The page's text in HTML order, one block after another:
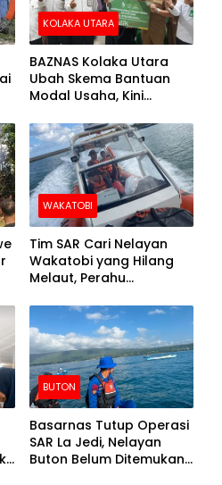
KOLAKA UTARA
BAZNAS Kolaka Utara
Ubah Skema Bantuan
Modal Usaha, Kini
Barang Senilai Rp419,5
Juta
WAKATOBI
Tim SAR Cari Nelayan
Wakatobi yang Hilang
Melaut, Perahu
Kemasukan Air
BUTON
Basarnas Tutup Operasi
SAR La Jedi, Nelayan
Buton Belum Ditemukan